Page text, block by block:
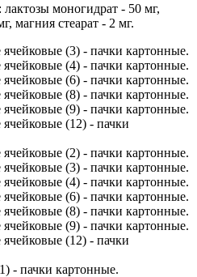
: лактозы моногидрат - 50 мг,
магния стеарат - 2 мг.
(3) - пачки картонные.
(4) - пачки картонные.
(6) - пачки картонные.
(8) - пачки картонные.
(9) - пачки картонные.
(12) - пачки
(2) - пачки картонные.
(3) - пачки картонные.
(4) - пачки картонные.
(6) - пачки картонные.
(8) - пачки картонные.
(9) - пачки картонные.
(12) - пачки
- пачки картонные.